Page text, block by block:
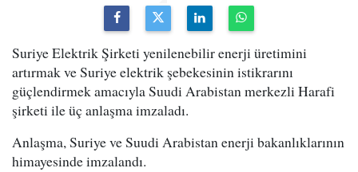
Suriye Elektrik Şirketi yenilenebilir enerji üretimini
artırmak ve Suriye elektrik şebekesinin istikrarını
güçlendirmek amacıyla Suudi Arabistan merkezli Harafi
şirketi ile üç anlaşma imzaladı.
Anlaşma, Suriye ve Suudi Arabistan enerji bakanlıklarının
himayesinde imzalandı.